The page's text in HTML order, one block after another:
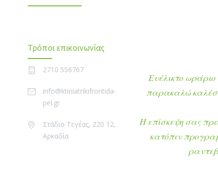
Τρόποι επικοινωνίας
2710 556767
info@ktiniatrikifrontida-
pel.gr
Στάδιο Τεγέας, 220 12,
Αρκαδία
Ευέλικτο ωράριο
παρακαλώ
Η επίσκεψη σας
κατόπιν